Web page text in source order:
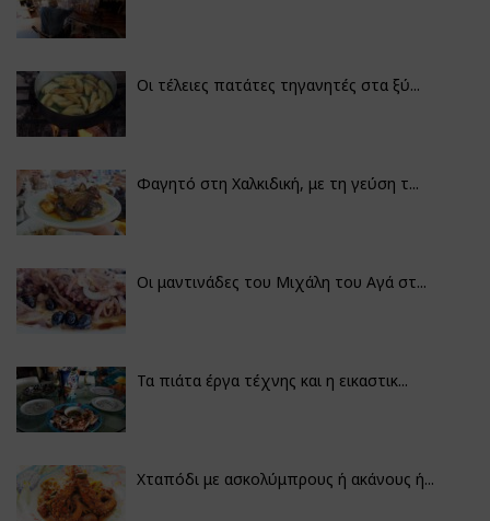
Οι τέλειες πατάτες τηγανητές στα ξύ...
Φαγητό στη Χαλκιδική, με τη γεύση τ...
Οι μαντινάδες του Μιχάλη του Αγά στ...
Τα πιάτα έργα τέχνης και η εικαστικ...
Χταπόδι με ασκολύμπρους ή ακάνους ή...